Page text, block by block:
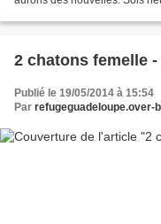
2 chatons femelle
Publié le 19/05/2014 à 15:54
Par refugeguadeloupe.over-